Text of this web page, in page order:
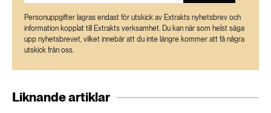
desto större budget och legitimitet tycks de få.
Deltagarna får tillgång till ett större nätverk och
kunskapen tycks också bevaras bättre i
organisationerna.
insatser och långsiktighet | slu.se
Personuppgifter lagras endast för utskick av Extrakts nyhetsbrev och
information kopplat till Extrakts verksamhet. Du kan när som helst säga
upp nyhetsbrevet, vilket innebär att du inte längre kommer att få några
utskick från oss.
Liknande artiklar